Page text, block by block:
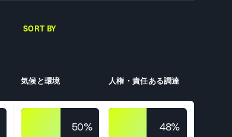
SORT BY
気候と環境 人権・責任ある調達
50% 48%